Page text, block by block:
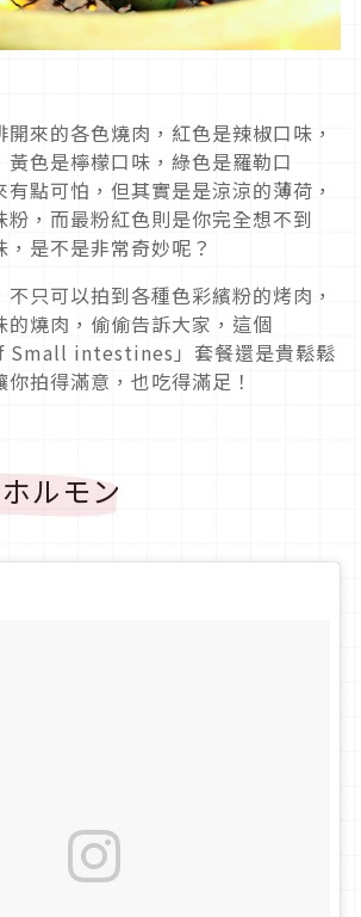
來的各色燒肉，紅色是辣椒口味，
色是檸檬口味，綠色是羅勒口
點可怕，但其實是是涼涼的薄荷，
粉，而最粉紅色則是你完全想不到
是不是非常奇妙呢？
只可以拍到各種色彩繽粉的烤肉，
的燒肉，偷偷告訴大家，這個
Small intestines」套餐還是貴鬆鬆
拍得滿意，也吃得滿足！
ルモン